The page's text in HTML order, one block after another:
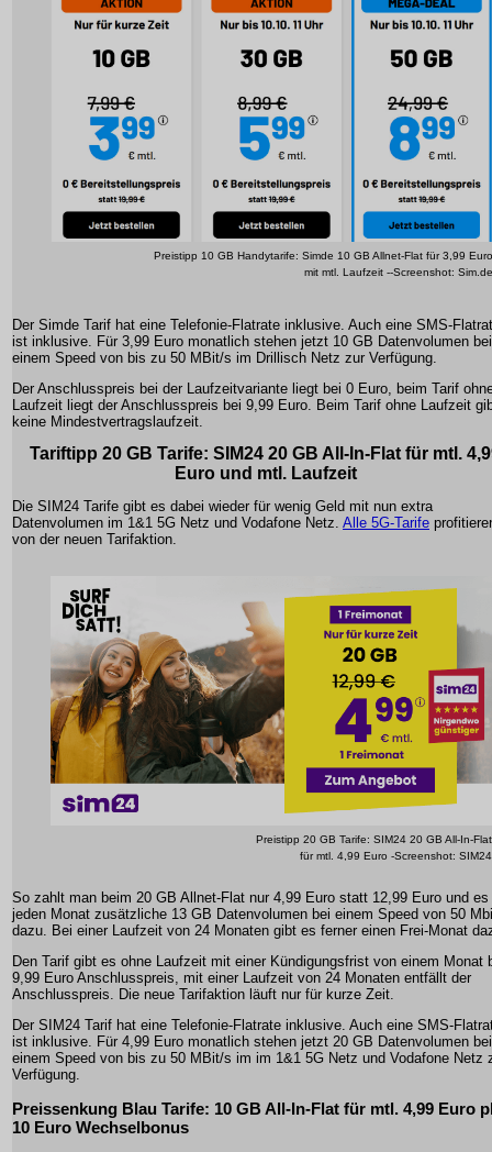
Preistipp 10 GB Handytarife: Simde 10 GB Allnet-Flat für 3,99 Euro
mit mtl. Laufzeit --Screenshot: Sim.de
Der Simde Tarif hat eine Telefonie-Flatrate inklusive. Auch eine SMS-
ist inklusive. Für 3,99 Euro monatlich stehen jetzt 10 GB Datenvolumen bei
einem Speed von bis zu 50 MBit/s im Drillisch Netz zur Verfügung.
Der Anschlusspreis bei der Laufzeitvariante liegt bei 0 Euro, beim Tarif
Laufzeit liegt der Anschlusspreis bei 9,99 Euro. Beim Tarif ohne Laufzeit
keine Mindestvertragslaufzeit.
Tariftipp 20 GB Tarife: SIM24 20 GB All-In-Flat für mtl.
Euro und mtl. Laufzeit
Die SIM24 Tarife gibt es dabei wieder für wenig Geld mit nun extra
Datenvolumen im 1&1 5G Netz und Vodafone Netz. Alle 5G-Tarife
von der neuen Tarifaktion.
Preistipp 20 GB Tarife: SIM24 20 GB All-In-Flat
für mtl. 4,99 Euro -Screenshot: SIM24
So zahlt man beim 20 GB Allnet-Flat nur 4,99 Euro statt 12,99 Euro und es
jeden Monat zusätzliche 13 GB Datenvolumen bei einem Speed von 50
dazu. Bei einer Laufzeit von 24 Monaten gibt es ferner einen Frei-Monat
Den Tarif gibt es ohne Laufzeit mit einer Kündigungsfrist von einem Monat
9,99 Euro Anschlusspreis, mit einer Laufzeit von 24 Monaten entfällt der
Anschlusspreis. Die neue Tarifaktion läuft nur für kurze Zeit.
Der SIM24 Tarif hat eine Telefonie-Flatrate inklusive. Auch eine SMS-
ist inklusive. Für 4,99 Euro monatlich stehen jetzt 20 GB Datenvolumen bei
einem Speed von bis zu 50 MBit/s im im 1&1 5G Netz und Vodafone Netz
Verfügung.
Preissenkung Blau Tarife: 10 GB All-In-Flat für mtl. 4,99 Euro
10 Euro Wechselbonus